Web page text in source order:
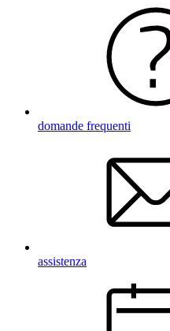
domande frequenti
assistenza